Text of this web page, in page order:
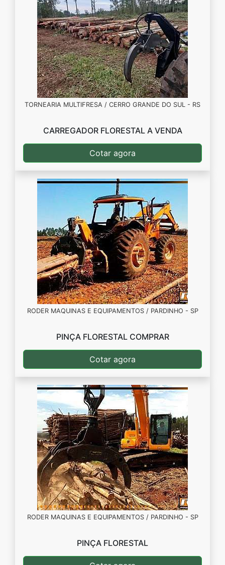
TORNEARIA MULTIFRESA / CERRO GRANDE DO SUL - RS
CARREGADOR FLORESTAL A VENDA
Cotar agora
RODER MAQUINAS E EQUIPAMENTOS / PARDINHO - SP
PINÇA FLORESTAL COMPRAR
Cotar agora
RODER MAQUINAS E EQUIPAMENTOS / PARDINHO - SP
PINÇA FLORESTAL